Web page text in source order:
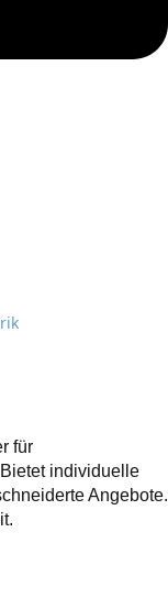
für
individuelle
Angebote.